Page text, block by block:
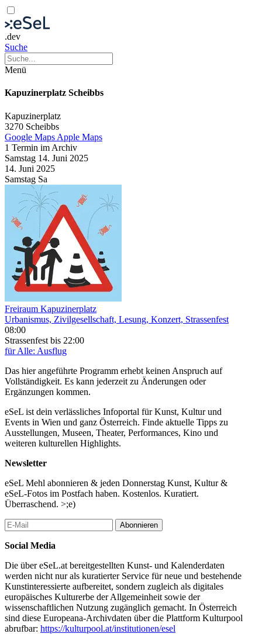
.dev
Suche
Menü
Kapuzinerplatz Scheibbs
Kapuzinerplatz
3270 Scheibbs
Google Maps Apple Maps
1 Termin im Archiv
Samstag 14. Juni 2025
14. Juni 2025
Samstag Sa
Freiraum Kapuzinerplatz
Urbanismus, Zivilgesellschaft, Lesung, Konzert, Strassenfest
08:00
Strassenfest bis 22:00
für Alle: Ausflug
Das hier angeführte Programm erhebt keinen Anspruch auf
Vollständigkeit. Es kann jederzeit zu Änderungen oder
Ergänzungen kommen.
eSeL ist dein verlässliches Infoportal für Kunst, Kultur und
Events in Wien und ganz Österreich. Finde aktuelle Tipps zu
Ausstellungen, Museen, Theater, Performances, Kino und
weiteren kulturellen Highlights.
Newsletter
eSeL Mehl abonnieren & jeden Donnerstag Kunst, Kultur &
eSeL-Fotos im Postfach haben. Kostenlos. Kuratiert.
Überraschend. >;e)
Abonnieren
Social Media
Die über eSeL.at bereitgestellten Kunst- und Kalenderdaten
werden nicht nur als kuratierter Service für neue und bestehende
Kunstinteressierte aufbereitet, sondern zugleich als digitales
europäisches Kulturerbe der Allgemeinheit sowie der
wissenschaftlichen Nutzung zugänglich gemacht. In Österreich
sind diese Europeana-Archivdaten über die Plattform Kulturpool
abrufbar: https://kulturpool.at/institutionen/esel